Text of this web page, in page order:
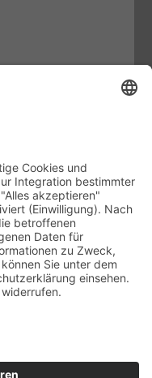
Living